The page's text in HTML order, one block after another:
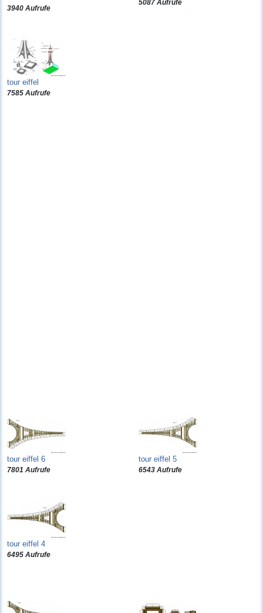
3940 Aufrufe
5087 Aufrufe
tour eiffel
7585 Aufrufe
tour eiffel 6
7801 Aufrufe
tour eiffel 5
6543 Aufrufe
tour eiffel 4
6495 Aufrufe